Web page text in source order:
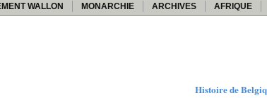
WALLON MONARCHIE ARCHIVES AFRIQUE
Histoire de